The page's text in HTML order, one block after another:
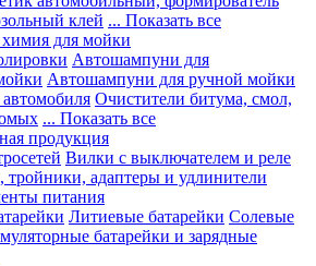
клей ... Показать все
для мойки
Автошампуни для
Автошампуни для ручной мойки
Очистители битума, смол,
... Показать все
продукция
Вилки с выключателем и реле
адаптеры и удлинители
питания
Литиевые батарейки Солевые
батарейки и зарядные